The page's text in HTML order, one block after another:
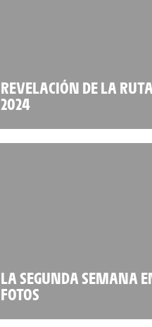
REVELACIÓN DE LA RUTA
2024
LA SEGUNDA SEMANA
FOTOS